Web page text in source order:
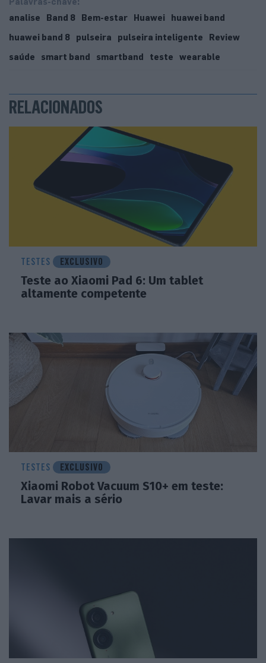
analise
Band 8 Bem-estar Huawei
huawei band
huawei band 8
pulseira pulseira inteligente
Review
saúde
smart band smartband teste wearable
RELACIONADOS
TESTES EXCLUSIVO
Teste ao Xiaomi Pad 6: Um tablet
altamente competente
TESTES EXCLUSIVO
Xiaomi Robot Vacuum S10+ em teste:
Lavar mais a sério